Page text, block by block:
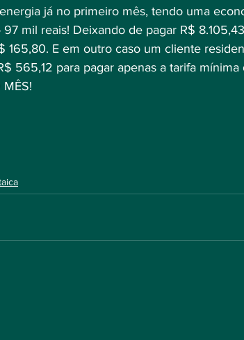
já no primeiro mês, tendo uma
mil reais! Deixando de pagar R$
165,80. E em outro caso um cliente
565,12 para pagar apenas a tarifa